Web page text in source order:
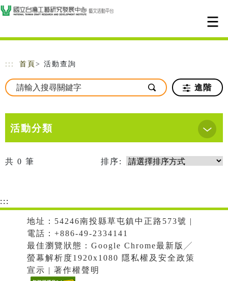
跳到主要內容
網站導覽
::: 首頁 > 活動查詢
進階
活動分類
共 0 筆 排序:
:::
地址：54246南投縣草屯鎮中正路573號 |
電話：+886-49-2334141
最佳瀏覽狀態：Google Chrome最新版╱
螢幕解析度1920x1080 隱私權及安全政策
宣示 | 著作權聲明